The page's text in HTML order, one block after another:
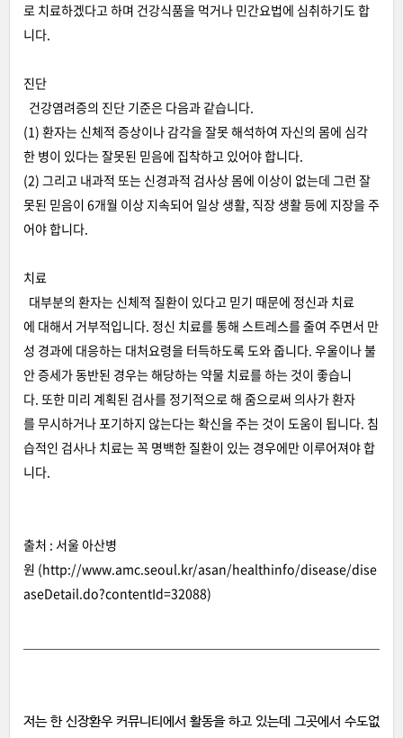
로 치료하겠다고 하며 건강식품을 먹거나 민간요법에 심취하기도 합
니다.
진단
건강염려증의 진단 기준은 다음과 같습니다.
(1) 환자는 신체적 증상이나 감각을 잘못 해석하여 자신의 몸에 심각
한 병이 있다는 잘못된 믿음에 집착하고 있어야 합니다.
(2) 그리고 내과적 또는 신경과적 검사상 몸에 이상이 없는데 그런 잘
못된 믿음이 6개월 이상 지속되어 일상 생활, 직장 생활 등에 지장을 주
어야 합니다.
치료
대부분의 환자는 신체적 질환이 있다고 믿기 때문에 정신과 치료
에 대해서 거부적입니다. 정신 치료를 통해 스트레스를 줄여 주면서 만
성 경과에 대응하는 대처요령을 터득하도록 도와 줍니다. 우울이나 불
안 증세가 동반된 경우는 해당하는 약물 치료를 하는 것이 좋습니
다. 또한 미리 계획된 검사를 정기적으로 해 줌으로써 의사가 환자
를 무시하거나 포기하지 않는다는 확신을 주는 것이 도움이 됩니다. 침
습적인 검사나 치료는 꼭 명백한 질환이 있는 경우에만 이루어져야 합
니다.
출처 : 서울 아산병
원 (http://www.amc.seoul.kr/asan/healthinfo/disease/dise
aseDetail.do?contentId=32088)
저는 한 신장환우 커뮤니티에서 활동을 하고 있는데 그곳에서 수도없